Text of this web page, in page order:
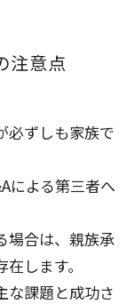
注意点
必ずしも家族で
による第三者へ
場合は、親族承
します。
な課題と成功さ